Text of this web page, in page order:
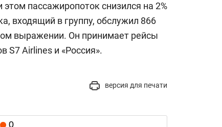
пассажиропоток снизился на 2%
входящий в группу, обслужил 866
выражении. Он принимает рейсы
S7 Airlines и «Россия».
версия для печати
0